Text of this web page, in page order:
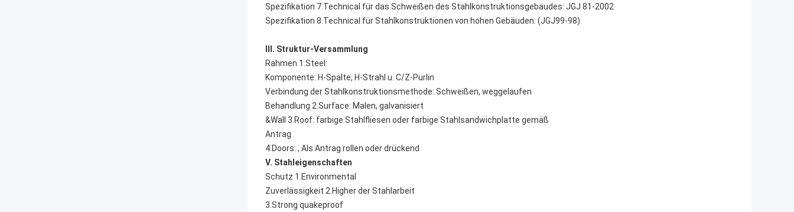
Spezifikation 7.Technical für das Schweißen des Stahlkonstruktionsgebäudes: JGJ 81-2002
Spezifikation 8.Technical für Stahlkonstruktionen von hohen Gebäuden: (JGJ99-98)
Ⅲ. Struktur-Versammlung
Rahmen 1.Steel:
Komponente: H-Spalte, H-Strahl u. C/Z-Purlin
Verbindung der Stahlkonstruktionsmethode: Schweißen, weggelaufen
Behandlung 2.Surface: Malen, galvanisiert
&Wall 3.Roof: farbige Stahlfliesen oder farbige Stahlsandwichplatte gemäß
Antrag
4.Doors: , Als Antrag rollen oder drückend
V. Stahleigenschaften
Schutz 1.Environmental
Zuverlässigkeit 2.Higher der Stahlarbeit
3.Strong quakeproof